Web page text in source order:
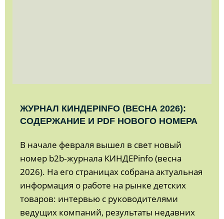
ЖУРНАЛ КИНДЕРINFO (ВЕСНА 2026):
СОДЕРЖАНИЕ И PDF НОВОГО НОМЕРА
В начале февраля вышел в свет новый
номер b2b‑журнала КИНДЕРinfo (весна
2026). На его страницах собрана актуальная
информация о работе на рынке детских
товаров: интервью с руководителями
ведущих компаний, результаты недавних